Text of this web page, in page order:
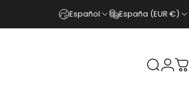
Español España (EUR €)
Buscar